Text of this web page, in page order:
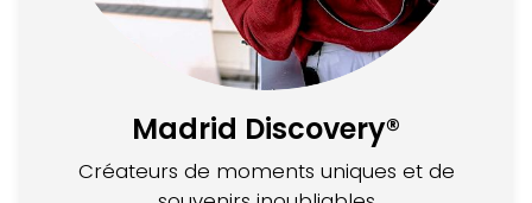
Madrid Discovery®
Créateurs de moments uniques et de